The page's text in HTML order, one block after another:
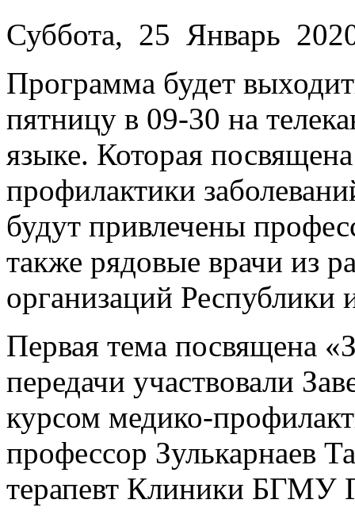
Суббота, 25 Январь
Программа будет
пятницу в 09-30 на
языке. Которая
профилактики
будут привлечены
также рядовые врачи из
организаций Республики
Первая тема посвящена
передачи участвовали
курсом медико-
профессор Зулькарнаев
терапевт Клиники БГМУ